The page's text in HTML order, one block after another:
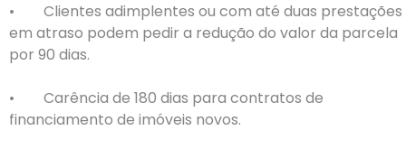
• Clientes adimplentes ou com até duas prestações
em atraso podem pedir a redução do valor da parcela
por 90 dias.
• Carência de 180 dias para contratos de
financiamento de imóveis novos.